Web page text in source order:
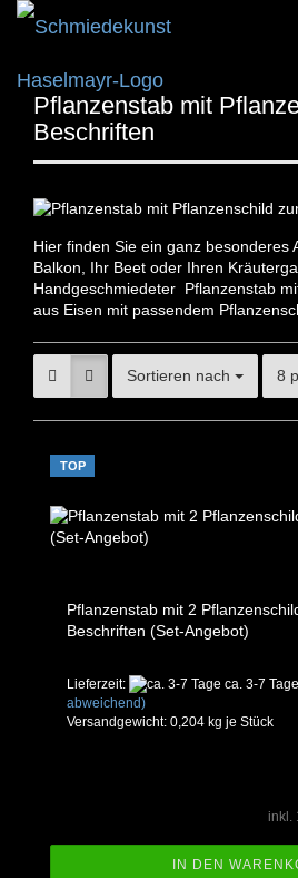
Pflanzenstab mit
Beschriften
Hier finden Sie ein ganz besonderes
Balkon, Ihr Beet oder Ihren
Handgeschmiedeter Pflanzenstab
aus Eisen mit passendem
Sortieren nach 8
TOP
Pflanzenstab mit 2
Beschriften (Set-Angebot)
Lieferzeit: ca. 3-7 Tage
abweichend)
Versandgewicht: 0,204 kg je Stück
inkl.
IN DEN